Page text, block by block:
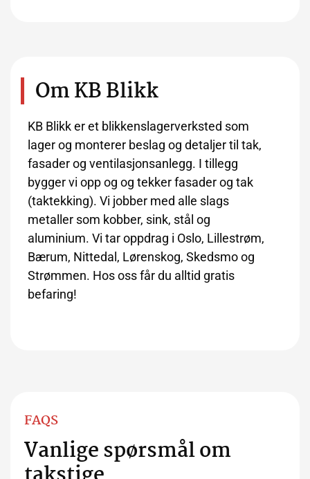
Om KB Blikk
KB Blikk er et blikkenslagerverksted som
lager og monterer beslag og detaljer til tak,
fasader og ventilasjonsanlegg. I tillegg
bygger vi opp og og tekker fasader og tak
(taktekking). Vi jobber med alle slags
metaller som kobber, sink, stål og
aluminium. Vi tar oppdrag i Oslo, Lillestrøm,
Bærum, Nittedal, Lørenskog, Skedsmo og
Strømmen. Hos oss får du alltid gratis
befaring!
FAQS
Vanlige spørsmål om